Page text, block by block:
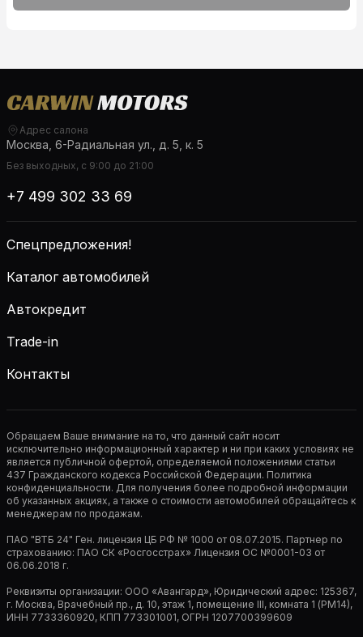
Адрес салона
Москва, 6-Радиальная ул., д. 5, к. 5
Без выходных, с 9:00 до 21:00
+7 499 302 33 69
Спецпредложения!
Каталог автомобилей
Автокредит
Trade-in
Контакты
Обращаем Ваше внимание на то, что данный сайт носит
исключительно информационный характер и ни при каких условиях не
является публичной офертой, определяемой положениями статьи
437 Гражданского кодекса Российской Федерации. Политика
конфиденциальности. Для получения более подробной информации
об указанных акциях, а также о стоимости автомобилей обращайтесь к
менеджерам по продажам.
ПАО "ВТБ 24" Ген. лицензия ЦБ РФ № 1000 от 08.07.2015. Партнер по
страхованию: ПАО СК «Росгосстрах» Лицензия ОС №0001-03 от
06.06.2018 г.
Реквизиты организации: ООО «Авангард», Юридический адрес: 125367,
г. Москва, Врачебный пр., д. 10, этаж 1, помещение III, комната 1 (РМ14),
ИНН 7733360920, КПП 773301001, ОГРН 1207700399609